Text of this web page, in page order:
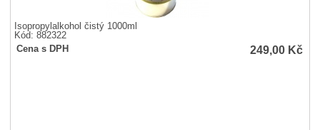
Isopropylalkohol čistý 1000ml
Kód: 882322
Cena s DPH
249,00 Kč